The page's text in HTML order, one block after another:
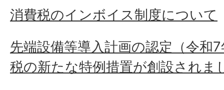
消費税のインボイス制度について
先端設備等導入計画の認定（令和
税の新たな特例措置が創設されま